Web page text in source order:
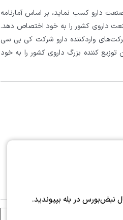
نبض‌بورس در بله بپیوندید.
دارو کسب نماید، بر اساس آمارنامه
مجموعه گروه البرز توانسته است سهمی در حدود ۱۲ درصد از صنعت داروی کشور را به خود اختصاص دهد.
واردکننده دارو شرکت کی بی سی
کننده بزرگ داروی کشور را به خود